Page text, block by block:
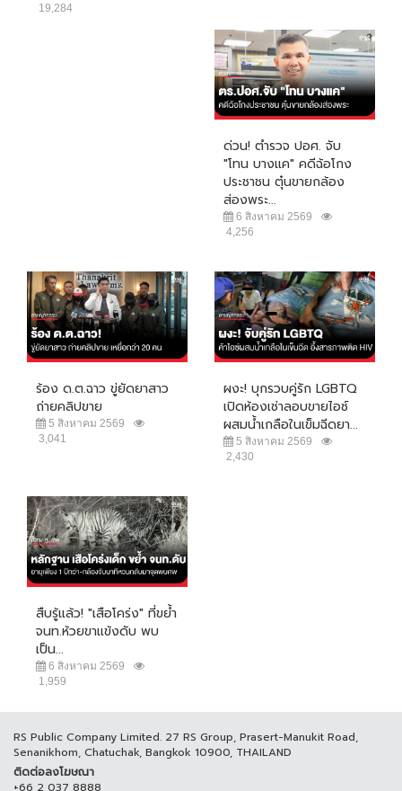
19,284
ด่วน! ตำรวจ ปอศ. จับ
"โทน บางแค" คดีฉ้อโกง
ประชาชน ตุ๋นขายกล้อง
ส่องพระ...
6 สิงหาคม 2569
4,256
ร้อง ด.ต.ฉาว ขู่ยัดยาสาว
ถ่ายคลิปขาย
5 สิงหาคม 2569
3,041
ผงะ! บุกรวบคู่รัก LGBTQ
เปิดห้องเช่าลอบขายไอซ์
ผสมน้ำเกลือในเข็มฉีดยา...
5 สิงหาคม 2569
2,430
สืบรู้แล้ว! "เสือโคร่ง" ที่ขย้ำ
จนท.ห้วยขาแข้งดับ พบ
เป็น...
6 สิงหาคม 2569
1,959
RS Public Company Limited. 27 RS Group, Prasert-Manukit Road,
Senanikhom, Chatuchak, Bangkok 10900, THAILAND
ติดต่อลงโฆษณา
+66 2 037 8888